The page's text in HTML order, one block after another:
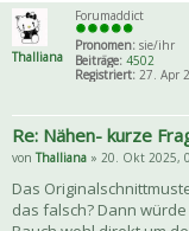
Thalliana
Forumaddict
Pronomen: sie/ihr
Beiträge: 4502
Registriert: 27. Apr
Re: Nähen- kurze
von Thalliana » 20. Okt 2025,
Das
das falsch? Dann